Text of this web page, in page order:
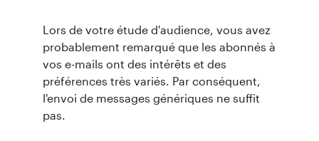
Lors de votre étude d'audience, vous avez
probablement remarqué que les abonnés à
vos e-mails ont des intérêts et des
préférences très variés. Par conséquent,
l'envoi de messages génériques ne suffit
pas.